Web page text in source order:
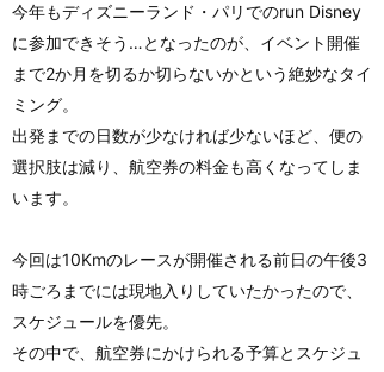
今年もディズニーランド・パリでのrun Disney
に参加できそう…となったのが、イベント開催
まで2か月を切るか切らないかという絶妙なタイ
ミング。
出発までの日数が少なければ少ないほど、便の
選択肢は減り、航空券の料金も高くなってしま
います。
今回は10Kmのレースが開催される前日の午後3
時ごろまでには現地入りしていたかったので、
スケジュールを優先。
その中で、航空券にかけられる予算とスケジュ